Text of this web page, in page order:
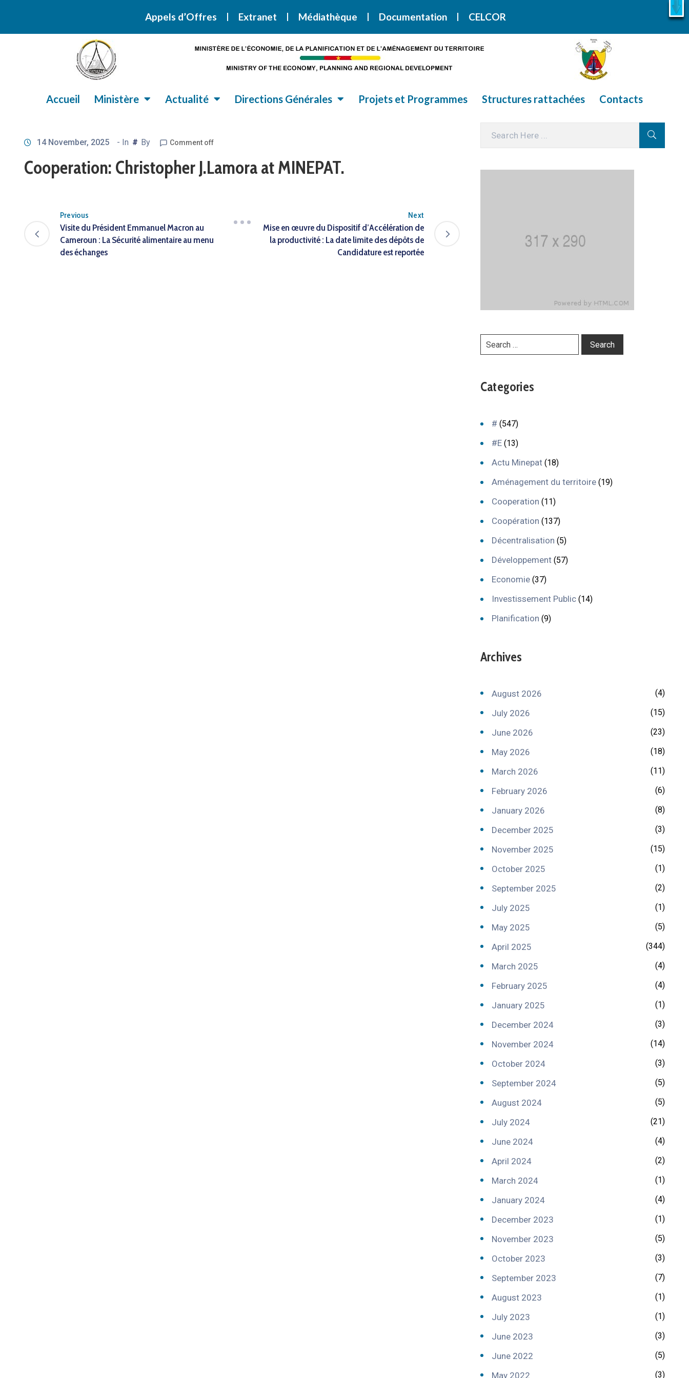
X
Appels d’Offres Extranet Médiathèque Documentation CELCOR
Accueil Ministère Actualité Directions Générales Projets et Programmes Structures rattachées Contacts
14 November, 2025 - In # By Comment off
Cooperation: Christopher J.Lamora at MINEPAT.
Previous
Visite du Président Emmanuel Macron au
Cameroun : La Sécurité alimentaire au menu
des échanges
Next
Mise en œuvre du Dispositif d’Accélération de
la productivité : La date limite des dépôts de
Candidature est reportée
Categories
# (547)
#E (13)
Actu Minepat (18)
Aménagement du territoire (19)
Cooperation (11)
Coopération (137)
Décentralisation (5)
Développement (57)
Economie (37)
Investissement Public (14)
Planification (9)
Archives
August 2026 (4)
July 2026 (15)
June 2026 (23)
May 2026 (18)
March 2026 (11)
February 2026 (6)
January 2026 (8)
December 2025 (3)
November 2025 (15)
October 2025 (1)
September 2025 (2)
July 2025 (1)
May 2025 (5)
April 2025 (344)
March 2025 (4)
February 2025 (4)
January 2025 (1)
December 2024 (3)
November 2024 (14)
October 2024 (3)
September 2024 (5)
August 2024 (5)
July 2024 (21)
June 2024 (4)
April 2024 (2)
March 2024 (1)
January 2024 (4)
December 2023 (1)
November 2023 (5)
October 2023 (3)
September 2023 (7)
August 2023 (1)
July 2023 (1)
June 2023 (3)
June 2022 (5)
May 2022 (3)